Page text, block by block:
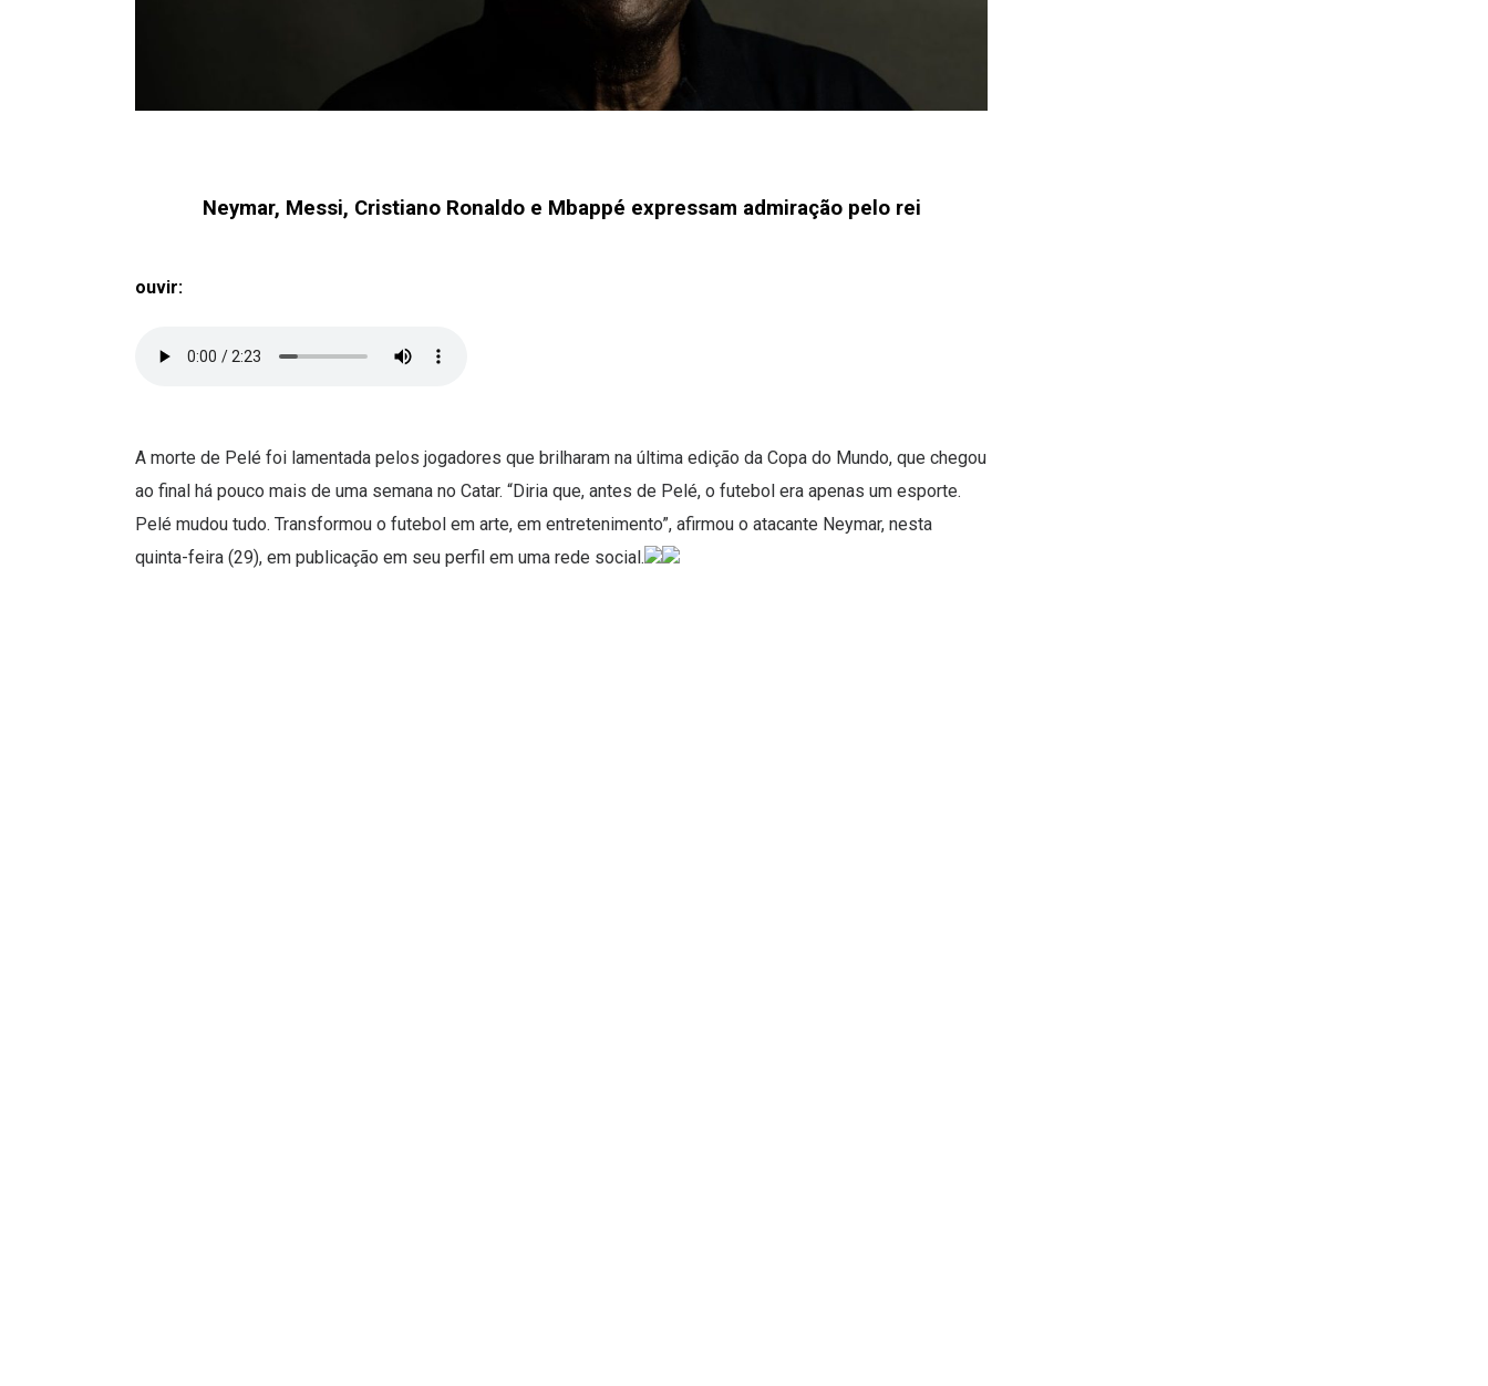
Neymar, Messi, Cristiano Ronaldo e Mbappé expressam admiração pelo rei
ouvir:
A morte de Pelé foi lamentada pelos jogadores que brilharam na última edição da Copa do Mundo, que chegou
ao final há pouco mais de uma semana no Catar. “Diria que, antes de Pelé, o futebol era apenas um esporte.
Pelé mudou tudo. Transformou o futebol em arte, em entretenimento”, afirmou o atacante Neymar, nesta
quinta-feira (29), em publicação em seu perfil em uma rede social.